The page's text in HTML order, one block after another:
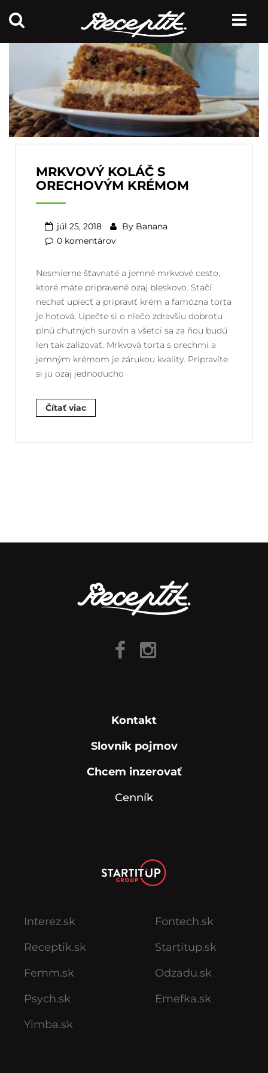
MRKVOVÝ KOLÁČ S
ORECHOVÝM KRÉMOM
júl 25, 2018 By Banana
0 komentárov
Nesmierne šťavnaté a jemné mrkvové cesto,
ktoré máte pripravené ozaj bleskovo. Stačí
nechať upiecť a pripraviť krém a famózna torta
je hotová. Upečte si o niečo zdravšiu dobrotu
plnú chutných surovín a všetci sa za ňou budú
len tak zalizovať. Mrkvová torta s orechmi a
jemným krémom je zárukou kvality. Pripravíte
si ju ozaj jednoducho
Čítať viac
Kontakt
Slovník pojmov
Chcem inzerovať
Cenník
Interez.sk
Receptik.sk
Femm.sk
Psych.sk
Yimba.sk
Fontech.sk
Startitup.sk
Odzadu.sk
Emefka.sk